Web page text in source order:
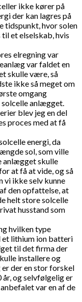
ikke kører på
der kan lagres på
tidspunkt, hvor solen
et elselskab, hvis
elregning var
var faldet en
skulle være, så
ikke så meget om
omgang
anlægget.
blev jeg en del
proces med at få
energi, da
sol, som ville
anlægget skulle
at få at vide, og så
vi ikke selv kunne
den opfattelse, at
helt store solcelle
husstand som
hvilken type
et lithium ion batteri
til det firma der
installere og
der en stor forskel
og selvfølgelig er
var en af de